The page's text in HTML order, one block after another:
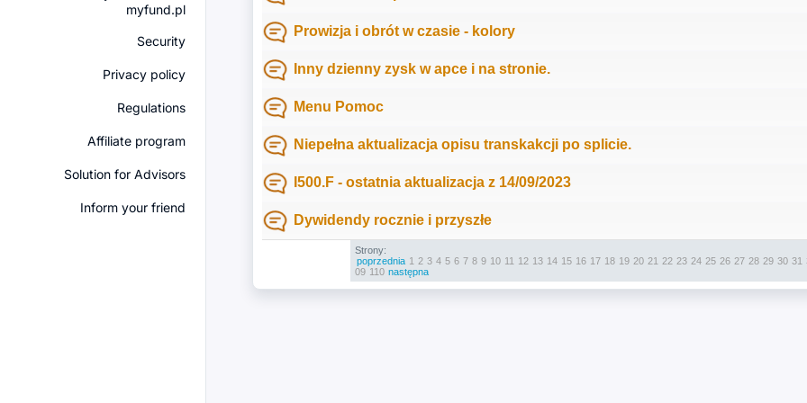
myfund.pl
Security
Privacy policy
Regulations
Affiliate program
Solution for Advisors
Inform your friend
Prowizja i obrót w czasie - kolory
Inny dzienny zysk w apce i na stronie.
Menu Pomoc
Niepełna aktualizacja opisu transkakcji po splicie.
I500.F - ostatnia aktualizacja z 14/09/2023
Dywidendy rocznie i przyszłe
Strony:
poprzednia 1 2 3 4 5 6 7 8 9 10 11 12 13 14 15 16 17 18 19 20 21 22 23 24 25 26 27 28 29 30 31
09 110 następna